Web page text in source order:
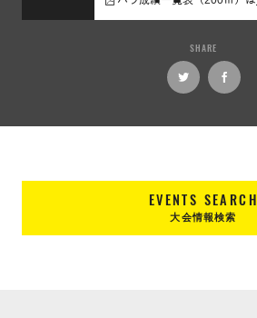
SHARE
EVENTS SEARCH
大会情報検索